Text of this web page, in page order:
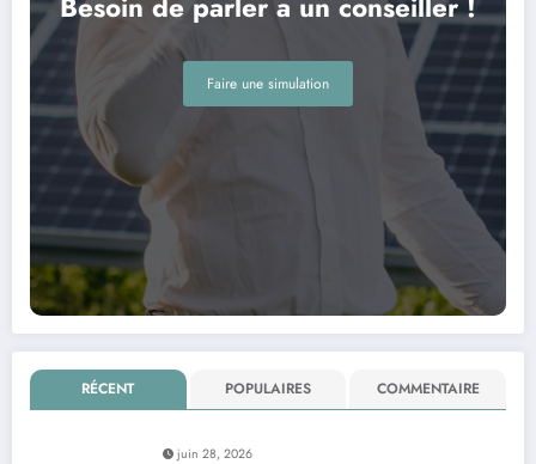
Faire une simulation
RÉCENT POPULAIRES COMMENTAIRE
juin 28, 2026